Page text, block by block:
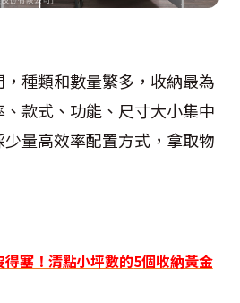
種類和數量繁多，收納最為
款式、功能、尺寸大小集中
量高效率配置方式，拿取物
得塞！清點小坪數的5個收納黃金